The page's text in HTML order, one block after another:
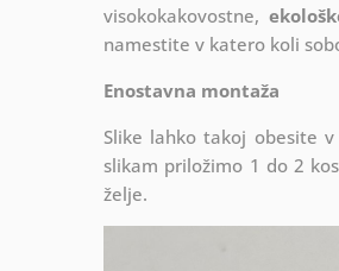
visokokakovostne,
namestite v katero koli
Enostavna montaža
Slike lahko takoj obesite
slikam priložimo 1 do 2
želje.